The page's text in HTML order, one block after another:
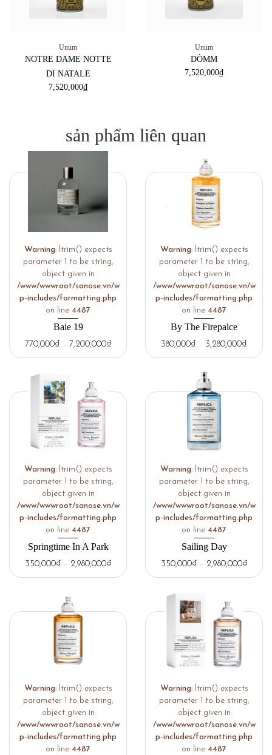
Unum
NOTRE DAME NOTTE
DI NATALE
7,520,000₫
Unum
DÒMM
7,520,000₫
sản phẩm liên quan
Warning: ltrim() expects
parameter 1 to be string,
object given in
/www/wwwroot/sanose.vn/w
p-includes/formatting.php
on line 4487
Baie 19
770,000₫ – 7,200,000₫
Warning: ltrim() expects
parameter 1 to be string,
object given in
/www/wwwroot/sanose.vn/w
p-includes/formatting.php
on line 4487
By The Firepalce
380,000₫ – 3,280,000₫
Warning: ltrim() expects
parameter 1 to be string,
object given in
/www/wwwroot/sanose.vn/w
p-includes/formatting.php
on line 4487
Springtime In A Park
350,000₫ – 2,980,000₫
Warning: ltrim() expects
parameter 1 to be string,
object given in
/www/wwwroot/sanose.vn/w
p-includes/formatting.php
on line 4487
Sailing Day
350,000₫ – 2,980,000₫
Warning: ltrim() expects
parameter 1 to be string,
object given in
/www/wwwroot/sanose.vn/w
p-includes/formatting.php
on line 4487
Warning: ltrim() expects
parameter 1 to be string,
object given in
/www/wwwroot/sanose.vn/w
p-includes/formatting.php
on line 4487